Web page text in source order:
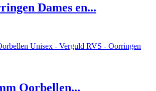
Dames en...
Oorbellen...